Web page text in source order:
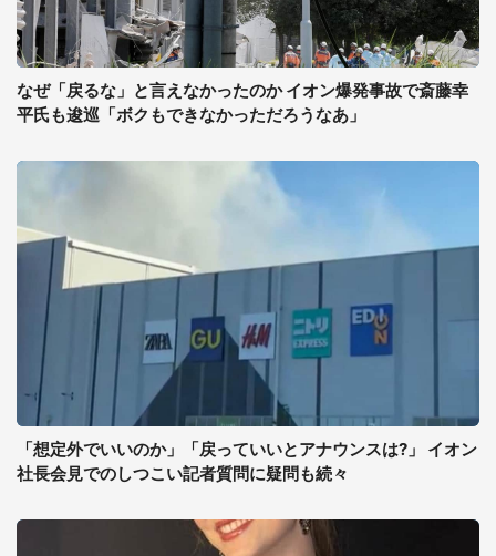
なぜ「戻るな」と言えなかったのか イオン爆発事故で斎藤幸
平氏も逡巡「ボクもできなかっただろうなあ」
「想定外でいいのか」「戻っていいとアナウンスは?」 イオン
社長会見でのしつこい記者質問に疑問も続々